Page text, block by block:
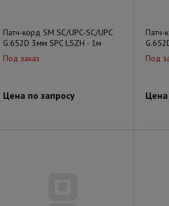
Патч-корд SM SC/UPC-SC/UPC
G.652D 3мм SPC LSZH - 1м
Под заказ
Цена по запросу
Патч-
Под
Цена